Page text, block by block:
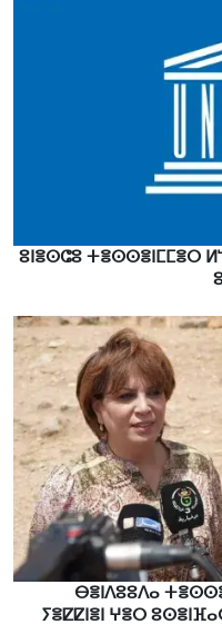
ⵓⵏⴻⵙⵛⵓ ⵜⴻⵙⵙⴻⵏⵎⵎⴻⵔ
ⴱⴻⵏⴷⵓⵓⴷⴰ
ⵢⴻⵇⵇⵏⴻⵏ ⵖⴻⵔ